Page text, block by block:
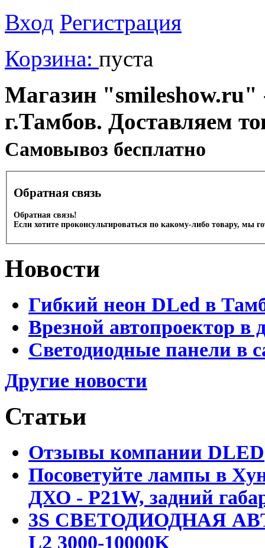
Вход Регистрация
Корзина: пуста
Магазин "smileshow.ru"
г.Тамбов. Доставляем
Cамовывоз бесплатно
Обратная связь
Обратная связь!
Если хотите проконсультироваться по какому-либо товару, мы
Новости
Гибкий неон DLed в
Врезной автопроектор в
Светодиодные панели в
Другие новости
Статьи
Отзывы компании DLED
Посоветуйте лампы в
ДХО - P21W, задний
3S СВЕТОДИОДНАЯ
L2 3000-10000K